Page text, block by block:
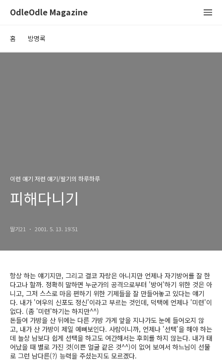
OdleOdle Magazine
홈 방명록
이런 얘기 저런 얘기/딸기의 하루하루
피해다니기
딸기21 2001. 5. 13. 19:51
항상 하는 얘기지만, 그리고 결코 자랑은 아니지만 언제나 자기방어를 잘 한
다고나 할까. 정확히 말하면 누군가의 공격으로부터 '방어'하기 위한 것은 아
니고, 그저 스스로 마음 편하기 위한 기제들을 잘 만들어놓고 있다는 얘기
다. 내가 '여우의 신포도 정신'이라고 부르는 것인데, 덕택에 언제나 '미련'이
없다. (좀 '미련'하기는 하지만^^)
돈들여 가방을 산 뒤에는 다른 가방 가게 앞을 지나가도 눈에 들어오지 않
고, 내가 산 가방이 제일 예뻐보인다. 사람이니까, 언제나 '선택'을 해야 하는
데 늘상 남보다 쉽게 선택을 하고도 여간해서는 후회를 하지 않는다. 내가 태
어났을 때 별로 가진 것(이쁜 얼굴 같은 것^^)이 없어 보여서 하느님이 선물
로 그런 남다른(?) 능력을 주셨는지도 모르겠다.